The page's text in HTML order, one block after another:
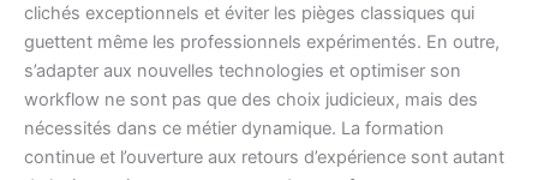
clichés exceptionnels et éviter les pièges classiques qui
guettent même les professionnels expérimentés. En outre,
s’adapter aux nouvelles technologies et optimiser son
workflow ne sont pas que des choix judicieux, mais des
nécessités dans ce métier dynamique. La formation
continue et l’ouverture aux retours d’expérience sont autant